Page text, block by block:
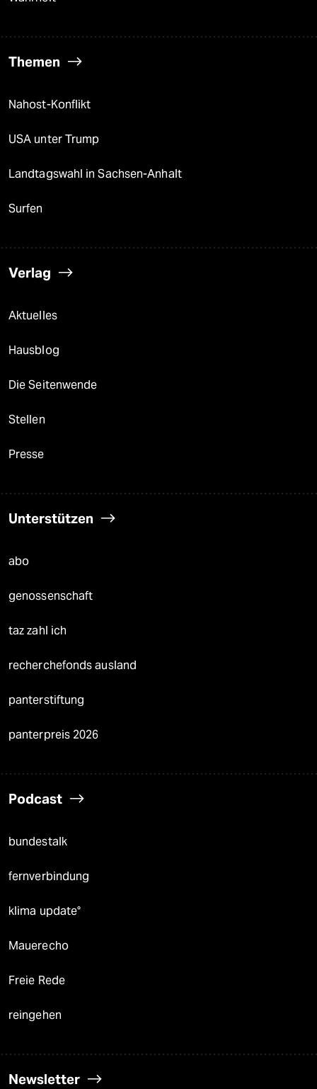
Themen
Nahost-Konflikt
USA unter Trump
Landtagswahl in Sachsen-Anhalt
Surfen
Verlag
Aktuelles
Hausblog
Die Seitenwende
Stellen
Presse
Unterstützen
abo
genossenschaft
taz zahl ich
recherchefonds ausland
panterstiftung
panterpreis 2026
Podcast
bundestalk
fernverbindung
klima update°
Mauerecho
Freie Rede
reingehen
Newsletter